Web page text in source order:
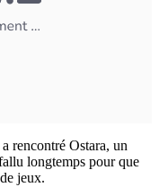
rencontré Ostara, un
longtemps pour que
jeux.